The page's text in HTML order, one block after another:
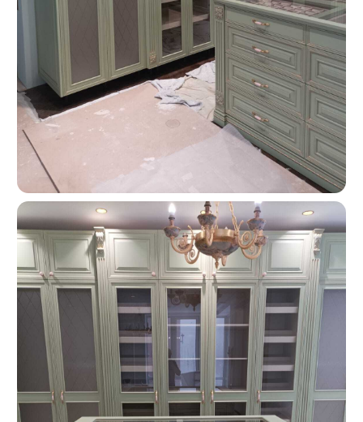
«Мебель-Королей» —
производим мебель
на заказ с 2005 года
О КОМПАНИИ
Мы — семейная компания «Мебель-Королей»!
С 2005 года производим мебель на заказ в Москве,
контролируя весь процесс — от проекта
до установки. За годы работы реализовали сотни
проектов, поэтому точно понимаем, как сделать
мебель, которая будет удобной в использовании
и прослужит долгие годы. Подходим к задаче
системно: учитываем планировку, потребности
и бюджет клиента. Перед запуском показываем
проект и фиксируем стоимость — вы заранее
понимаете результат и не сталкиваетесь
с неожиданными расходами.
Оформляйте заказ по телефону: +7 (495) 744 74 20.
Наши специалисты проконсультируют Вас по всем
интересующим вопросам, а также помогут
составить дизайн-проект и подобрать все